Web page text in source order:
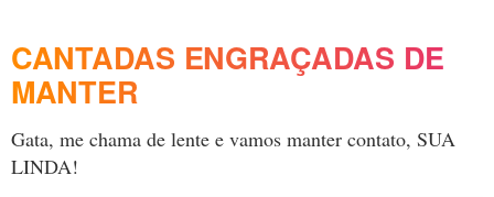
CANTADAS ENGRAÇADAS DE
MANTER
Gata, me chama de lente e vamos manter contato, SUA
LINDA!